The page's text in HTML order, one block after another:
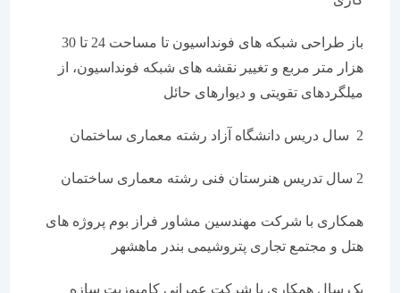
باز طراحی شبکه های فونداسیون تا مساحت 24 تا 30
هزار متر مربع و تغییر نقشه های شبکه فونداسیون، از
میلگردهای تقویتی و دیوارهای حائل
همکاری با شرکت مهندسین مشاور فراز بوم پروژه های
هتل و مجتمع تجاری پتروشیمی بندر ماهشهر
یک سال همکاری با شرکت عمرانی کامپوزیت سازه